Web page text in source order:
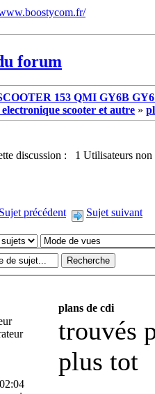
forum
153 QMI GY6B
scooter et autre »
discussion : 1 Utilisateurs non
Sujet précédent Sujet suivant
plans de cdi
trouvés
plus tot